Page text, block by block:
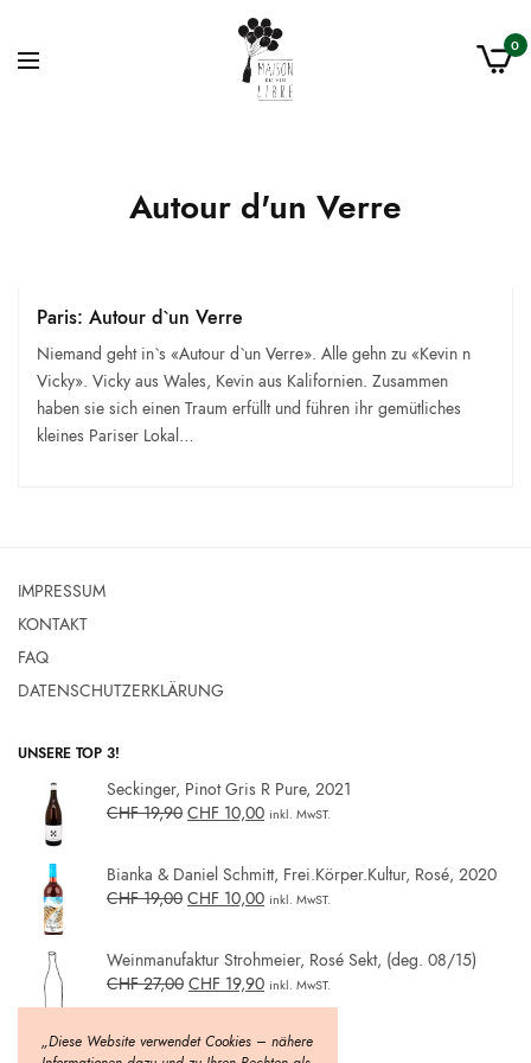
0
Autour d'un Verre
Paris: Autour d`un Verre
Niemand geht in`s «Autour d`un Verre». Alle gehn zu «Kevin n
Vicky». Vicky aus Wales, Kevin aus Kalifornien. Zusammen
haben sie sich einen Traum erfüllt und führen ihr gemütliches
kleines Pariser Lokal…
IMPRESSUM
KONTAKT
FAQ
DATENSCHUTZERKLÄRUNG
UNSERE TOP 3!
Seckinger, Pinot Gris R Pure, 2021
CHF19,90 CHF 10,00 inkl. MwST.
Bianka & Daniel Schmitt, Frei.Körper.Kultur, Rosé, 2020
CHF19,00 CHF 10,00 inkl. MwST.
Weinmanufaktur Strohmeier, Rosé Sekt, (deg. 08/15)
CHF27,00 CHF 19,90 inkl. MwST.
„Diese Website verwendet Cookies – nähere